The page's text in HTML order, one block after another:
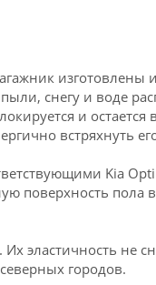
изготовлены
снегу и воде
и остается
встряхнуть
Kia
поверхность пола
эластичность не
городов.